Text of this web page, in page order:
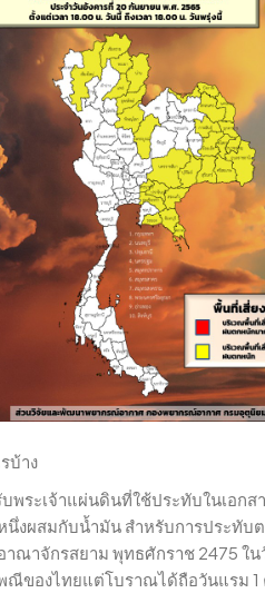
บ้าง
พระเจ้าแผ่นดินที่ใช้ประทับในเอกส
งผสมกับน้ำมัน สำหรับการประทับต
ณาจักรสยาม พุทธศักราช 2475 ใน
ณีของไทยแต่โบราณได้ถือวันแรม 1